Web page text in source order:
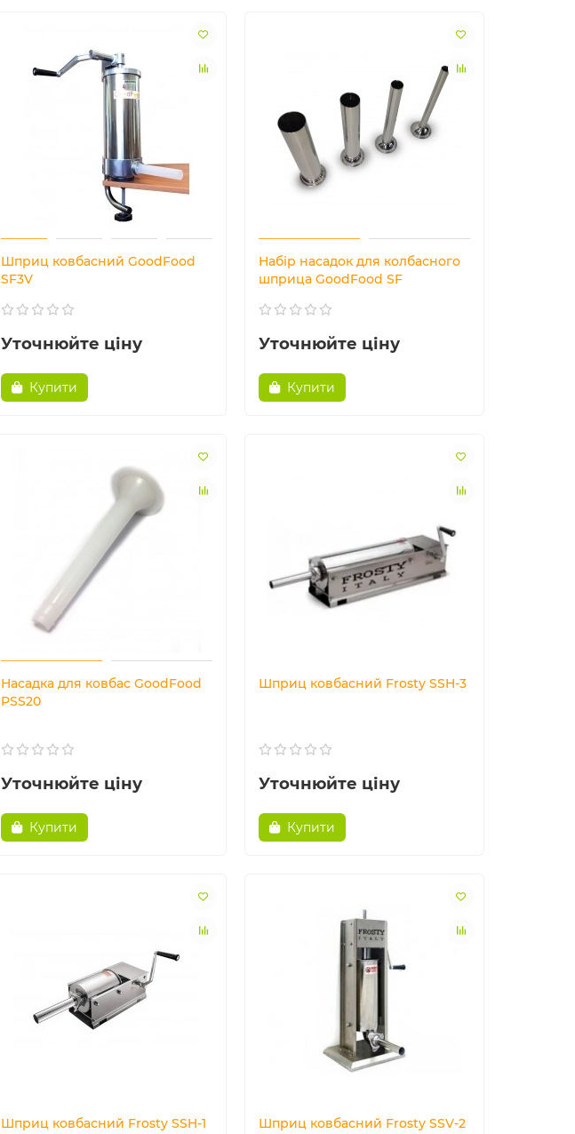
Шприц ковбасний GoodFood
SF3V
Уточнюйте ціну
Купити
Набір насадок для колбасного
шприца GoodFood SF
Уточнюйте ціну
Купити
Насадка для ковбас GoodFood
PSS20
Уточнюйте ціну
Купити
Шприц ковбасний Frosty SSH-3
Уточнюйте ціну
Купити
Шприц ковбасний Frosty SSH-1 Шприц ковбасний Frosty SSV-2